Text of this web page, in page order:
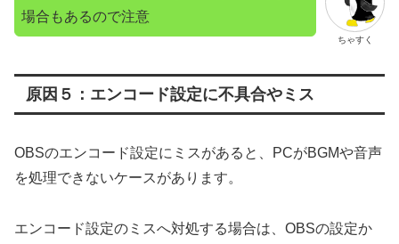
ちゃすく
場合もあるので注意
原因５：エンコード設定に不具合やミス
OBSのエンコード設定にミスがあると、PCがBGMや音声
を処理できないケースがあります。
エンコード設定のミスへ対処する場合は、OBSの設定か